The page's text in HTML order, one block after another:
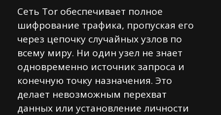
Сеть Tor обеспечивает полное
шифрование трафика, пропуская его
через цепочку случайных узлов по
всему миру. Ни один узел не знает
одновременно источник запроса и
конечную точку назначения. Это
делает невозможным перехват
данных или установление личности